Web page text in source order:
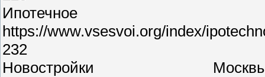
Ипотечное
https://www.vsesvoi.org/index/
232
Новостройки